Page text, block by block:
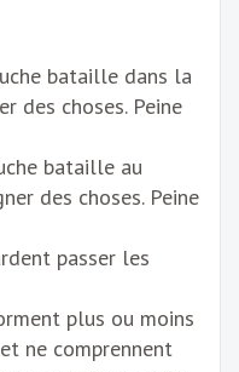
bataille dans la
des choses. Peine
bataille au
des choses. Peine
passer les
plus ou moins
ne comprennent